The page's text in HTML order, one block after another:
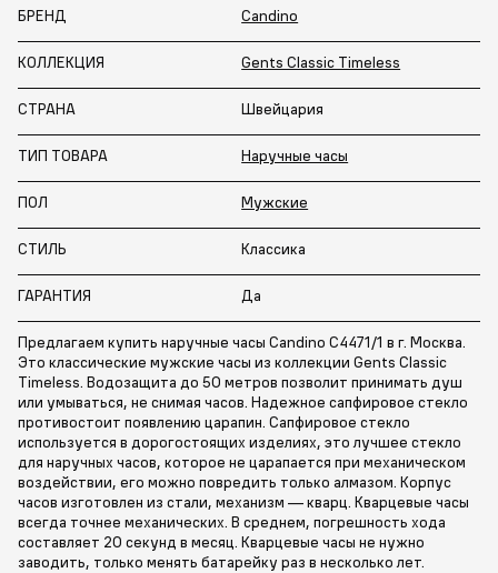
БРЕНД Candino
КОЛЛЕКЦИЯ Gents Classic Timeless
СТРАНА Швейцария
ТИП ТОВАРА Наручные часы
ПОЛ Мужские
СТИЛЬ Классика
ГАРАНТИЯ Да
Предлагаем купить наручные часы Candino C4471/1 в г. Москва.
Это классические мужские часы из коллекции Gents Classic
Timeless. Водозащита до 50 метров позволит принимать душ
или умываться, не снимая часов. Надежное сапфировое стекло
противостоит появлению царапин. Сапфировое стекло
используется в дорогостоящих изделиях, это лучшее стекло
для наручных часов, которое не царапается при механическом
воздействии, его можно повредить только алмазом. Корпус
часов изготовлен из стали, механизм — кварц. Кварцевые часы
всегда точнее механических. В среднем, погрешность хода
составляет 20 секунд в месяц. Кварцевые часы не нужно
заводить, только менять батарейку раз в несколько лет.